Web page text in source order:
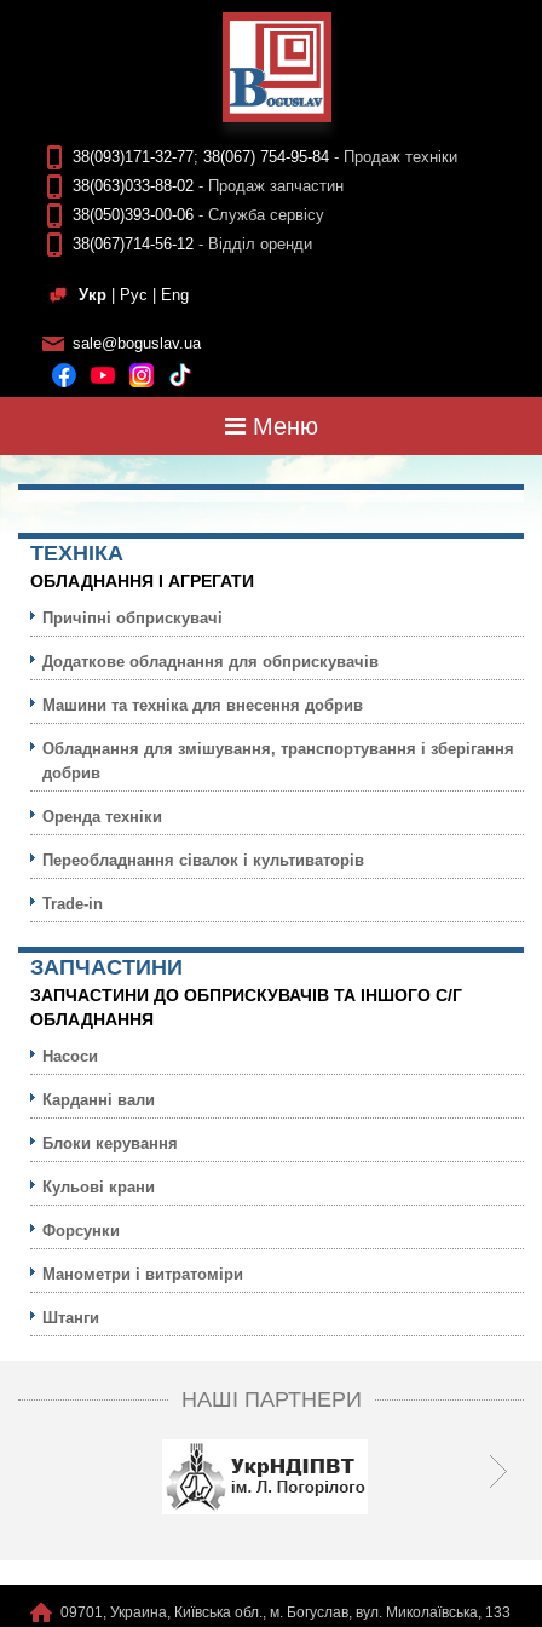
38(093)171-32-77; 38(067) 754-95-84 - Продаж техніки
38(063)033-88-02 - Продаж запчастин
38(050)393-00-06 - Служба сервісу
38(067)714-56-12 - Відділ оренди
Укр | Рус | Eng
sale@boguslav.ua
Меню
ТЕХНIКА
ОБЛАДНАННЯ І АГРЕГАТИ
Причіпні обприскувачі
Додаткове обладнання для обприскувачів
Машини та техніка для внесення добрив
Обладнання для змішування, транспортування і зберігання
добрив
Оренда техніки
Переобладнання сівалок і культиваторів
Trade-in
ЗАПЧАСТИНИ
ЗАПЧАСТИНИ ДО ОБПРИСКУВАЧІВ ТА ІНШОГО С/Г
ОБЛАДНАННЯ
Насоси
Карданні вали
Блоки керування
Кульовi крани
Форсунки
Манометри і витратоміри
Штанги
НАШІ ПАРТНЕРИ
09701, Украина, Київська обл., м. Богуслав, вул. Миколаївська, 133